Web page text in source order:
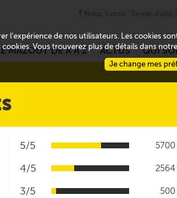
MAZOUT DE A À Z ACTUS QUI
5/5 5700
4/5 2564
3/5 500
de nos utilisateurs. Les cookies
Vous trouverez plus de détails dans
Je change mes